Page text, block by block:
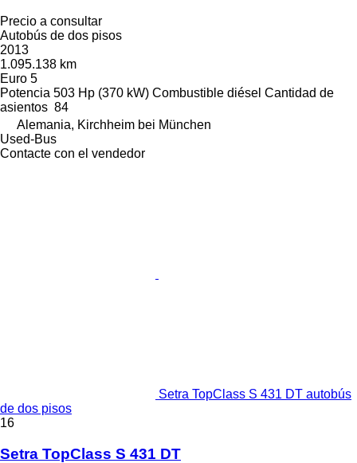
Precio a consultar
Autobús de dos pisos
2013
1.095.138 km
Euro 5
Potencia 503 Hp (370 kW) Combustible diésel Cantidad de
asientos 84
Alemania, Kirchheim bei München
Used-Bus
Contacte con el vendedor
Setra TopClass S 431 DT autobús
de dos pisos
16
Setra TopClass S 431 DT